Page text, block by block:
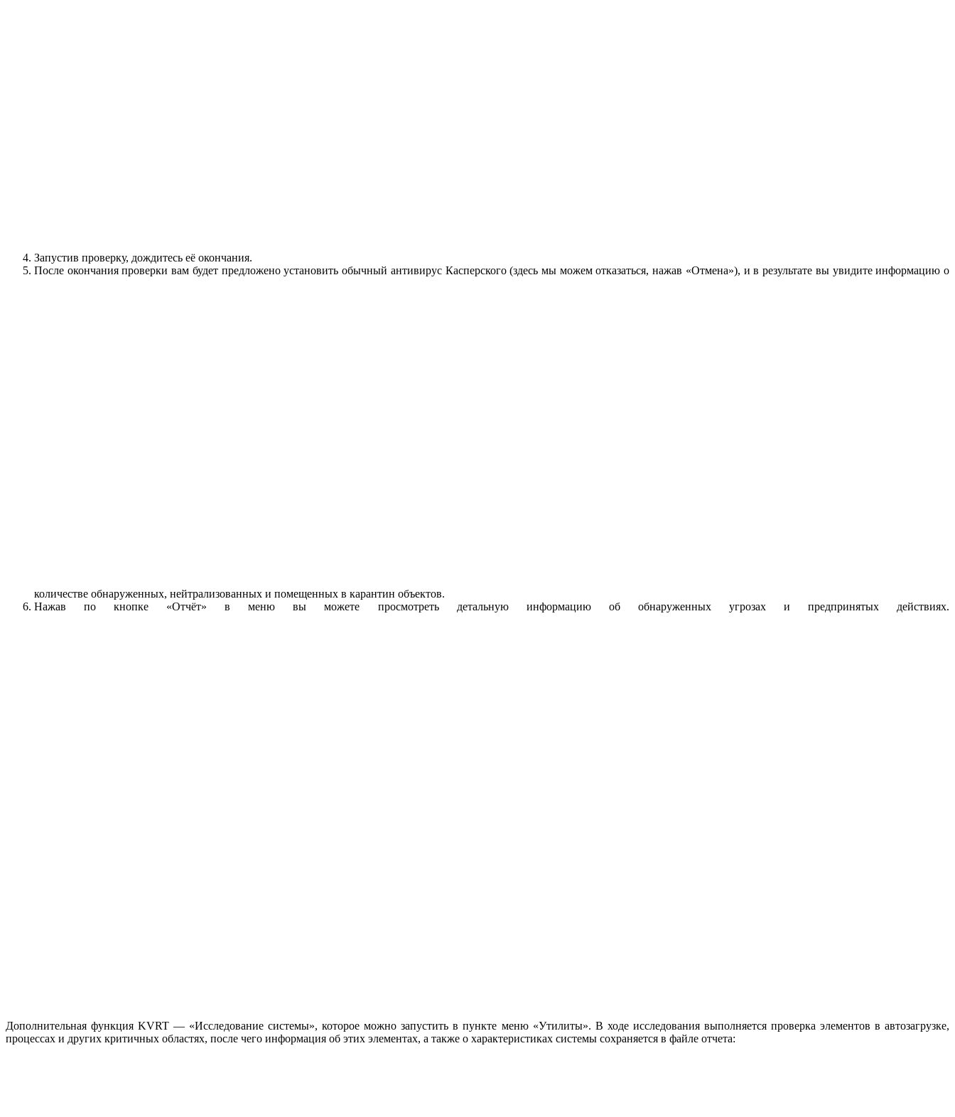
Запустив проверку, дождитесь её окончания.
После окончания проверки вам будет предложено установить обычный антивирус Касперского (здесь мы можем отказаться, нажав «Отмена»), и в результате вы увидите информацию о
количестве обнаруженных, нейтрализованных и помещенных в карантин объектов.
Нажав по кнопке «Отчёт» в меню вы можете просмотреть детальную информацию об обнаруженных угрозах и предпринятых действиях.
Дополнительная функция KVRT — «Исследование системы», которое можно запустить в пункте меню «Утилиты». В ходе исследования выполняется проверка элементов в автозагрузке,
процессах и других критичных областях, после чего информация об этих элементах, а также о характеристиках системы сохраняется в файле отчета: